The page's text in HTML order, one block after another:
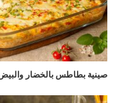
صينية بطاطس بالخضار